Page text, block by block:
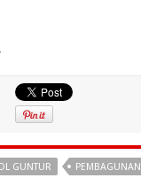
GUNTUR PEMBAGUNAN